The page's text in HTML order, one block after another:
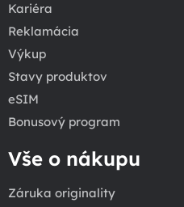
Kariéra
Reklamácia
Výkup
Stavy produktov
eSIM
Bonusový program
Vše o nákupu
Záruka originality